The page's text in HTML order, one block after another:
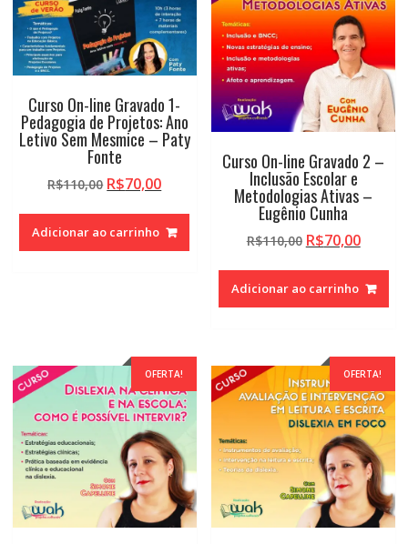
Curso On-line Gravado 1-
Pedagogia de Projetos: Ano
Letivo Sem Mesmice – Paty
Fonte
R$110,00 O
original
era:
R$70,00O
atual
é:
Adicionar ao carrinho
Curso On-line Gravado 2 –
Inclusão Escolar e
Metodologias Ativas –
Eugênio Cunha
R$110,00 O
original
era:
R$70,00O
atual
é:
Adicionar ao carrinho
OFERTA! OFERTA!